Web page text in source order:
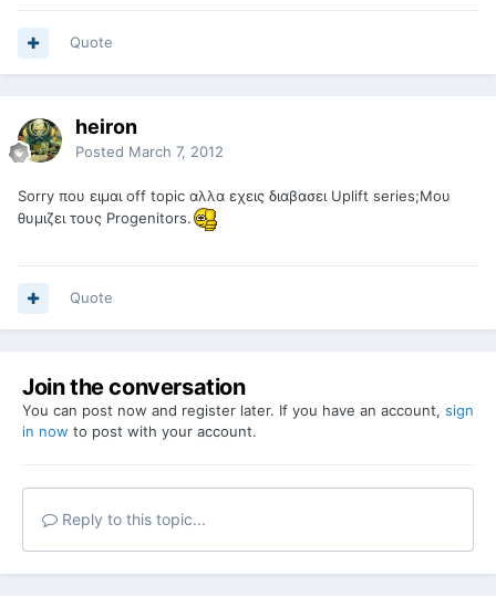
Quote
heiron
Posted March 7, 2012
Sorry που ειμαι off topic αλλα εχεις διαβασει Uplift series;Μου
θυμιζει τους Progenitors.
Quote
Join the conversation
You can post now and register later. If you have an account, sign
in now to post with your account.
Reply to this topic...